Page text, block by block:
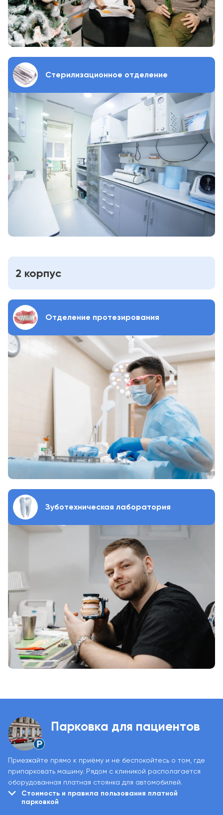
Стерилизационное отделение
2 корпус
Отделение протезирования
Зуботехническая лаборатория
Парковка для пациентов
Приезжайте прямо к приёму и не беспокойтесь о том, где
припарковать машину. Рядом с клиникой располагается
оборудованная платная стоянка для автомобилей.
Стоимость и правила пользования платной
парковкой